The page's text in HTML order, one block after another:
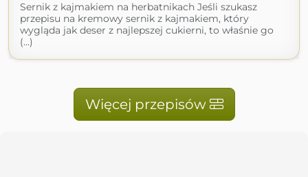
Sernik z kajmakiem na herbatnikach Jeśli szukasz
przepisu na kremowy sernik z kajmakiem, który
wygląda jak deser z najlepszej cukierni, to właśnie go
(...)
Więcej przepisów